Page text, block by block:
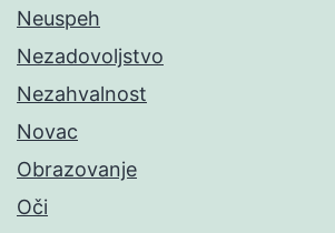
Neuspeh
Nezadovoljstvo
Nezahvalnost
Novac
Obrazovanje
Oči